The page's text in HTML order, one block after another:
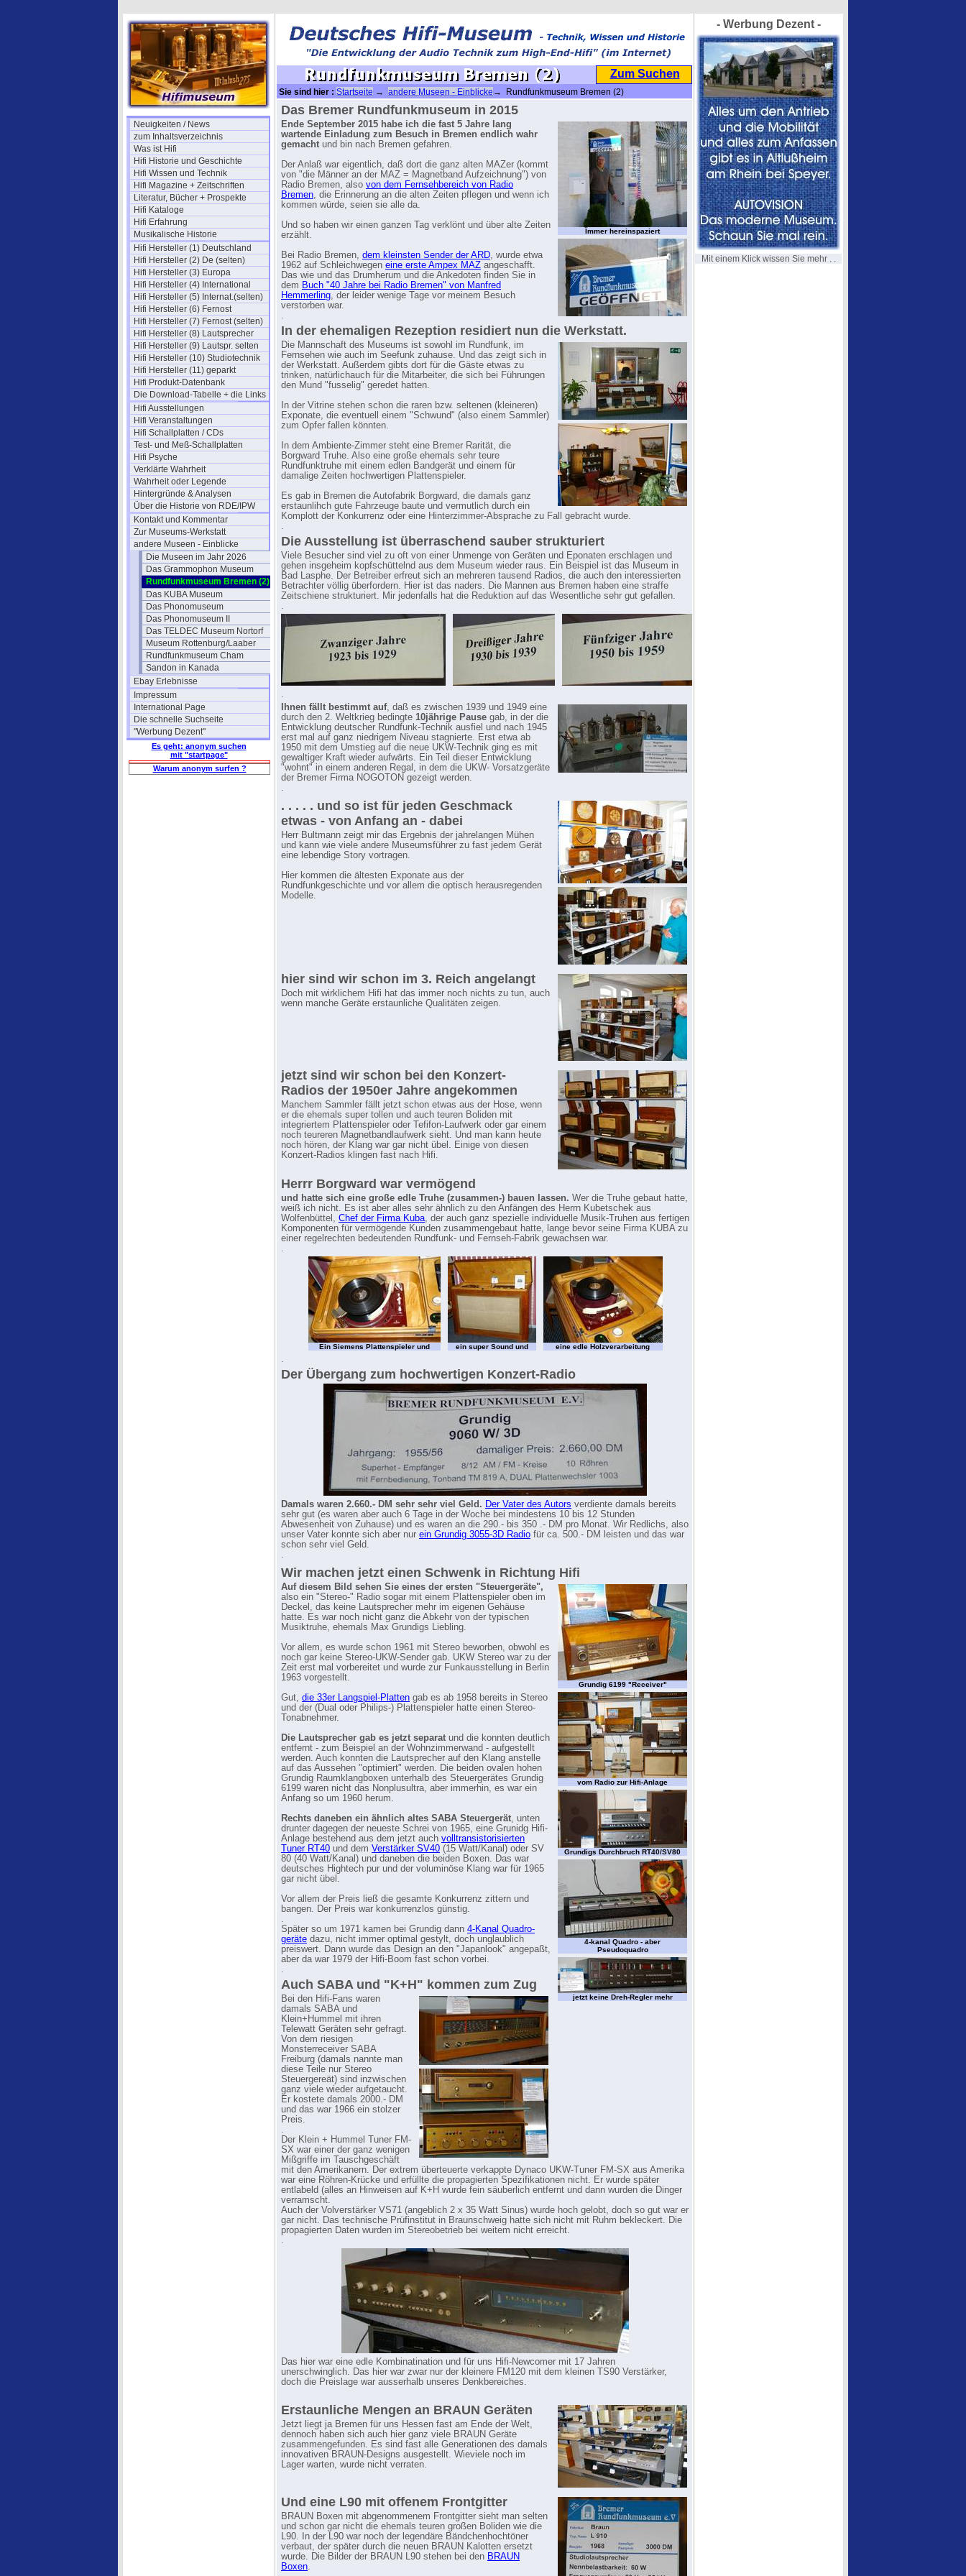
Neuigkeiten / News
zum Inhaltsverzeichnis
Was ist Hifi
Hifi Historie und Geschichte
Hifi Wissen und Technik
Hifi Magazine + Zeitschriften
Literatur, Bücher + Prospekte
Hifi Kataloge
Hifi Erfahrung
Musikalische Historie
Hifi Hersteller (1) Deutschland
Hifi Hersteller (2) De (selten)
Hifi Hersteller (3) Europa
Hifi Hersteller (4) International
Hifi Hersteller (5) Internat.(selten)
Hifi Hersteller (6) Fernost
Hifi Hersteller (7) Fernost (selten)
Hifi Hersteller (8) Lautsprecher
Hifi Hersteller (9) Lautspr. selten
Hifi Hersteller (10) Studiotechnik
Hifi Hersteller (11) geparkt
Hifi Produkt-Datenbank
Die Download-Tabelle + die Links
Hifi Ausstellungen
Hifi Veranstaltungen
Hifi Schallplatten / CDs
Test- und Meß-Schallplatten
Hifi Psyche
Verklärte Wahrheit
Wahrheit oder Legende
Hintergründe & Analysen
Über die Historie von RDE/IPW
Kontakt und Kommentar
Zur Museums-Werkstatt
andere Museen - Einblicke
Die Museen im Jahr 2026
Das Grammophon Museum
Rundfunkmuseum Bremen (2)
Das KUBA Museum
Das Phonomuseum
Das Phonomuseum II
Das TELDEC Museum Nortorf
Museum Rottenburg/Laaber
Rundfunkmuseum Cham
Sandon in Kanada
Ebay Erlebnisse
Impressum
International Page
Die schnelle Suchseite
"Werbung Dezent"
Es geht: anonym suchen
mit "startpage"
Warum anonym surfen ?
Zum Suchen
Sie sind hier : Startseite → andere Museen - Einblicke → Rundfunkmuseum Bremen (2)
Das Bremer Rundfunkmuseum in 2015
Îmmer hereinspaziert
Ende September 2015 habe ich die fast 5 Jahre lang
wartende Einladung zum Besuch in Bremen endlich wahr
gemacht und bin nach Bremen gefahren.
Der Anlaß war eigentlich, daß dort die ganz alten MAZer (kommt
von "die Männer an der MAZ = Magnetband Aufzeichnung") von
Radio Bremen, also von dem Fernsehbereich von Radio
Bremen, die Erinnerung an die alten Zeiten pflegen und wenn ich
kommen würde, seien sie alle da.
Und so haben wir einen ganzen Tag verklönt und über alte Zeiten
erzählt.
Bei Radio Bremen, dem kleinsten Sender der ARD, wurde etwa
1962 auf Schleichwegen eine erste Ampex MAZ angeschafft.
Das wie und das Drumherum und die Ankedoten finden Sie in
dem Buch "40 Jahre bei Radio Bremen" von Manfred
Hemmerling, der leider wenige Tage vor meinem Besuch
verstorben war.
.
In der ehemaligen Rezeption residiert nun die Werkstatt.
Die Mannschaft des Museums ist sowohl im Rundfunk, im
Fernsehen wie auch im Seefunk zuhause. Und das zeigt sich in
der Werkstatt. Außerdem gibts dort für die Gäste etwas zu
trinken, natürlichauch für die Mitarbeiter, die sich bei Führungen
den Mund "fusselig" geredet hatten.
In der Vitrine stehen schon die raren bzw. seltenen (kleineren)
Exponate, die eventuell einem "Schwund" (also einem Sammler)
zum Opfer fallen könnten.
In dem Ambiente-Zimmer steht eine Bremer Rarität, die
Borgward Truhe. Also eine große ehemals sehr teure
Rundfunktruhe mit einem edlen Bandgerät und einem für
damalige Zeiten hochwertigen Plattenspieler.
Es gab in Bremen die Autofabrik Borgward, die damals ganz
erstaunlihch gute Fahrzeuge baute und vermutlich durch ein
Komplott der Konkurrenz oder eine Hinterzimmer-Absprache zu Fall gebracht wurde.
.
Die Ausstellung ist überraschend sauber strukturiert
Viele Besucher sind viel zu oft von einer Unmenge von Geräten und Eponaten erschlagen und
gehen insgeheim kopfschüttelnd aus dem Museum wieder raus. Ein Beispiel ist das Museum in
Bad Lasphe. Der Betreiber erfreut sich an mehreren tausend Radios, die auch den interessierten
Betrachter völlig überfordern. Hier ist das naders. Die Mannen aus Bremen haben eine straffe
Zeitschiene strukturiert. Mir jedenfalls hat die Reduktion auf das Wesentliche sehr gut gefallen.
.
.
Ihnen fällt bestimmt auf, daß es zwischen 1939 und 1949 eine
durch den 2. Weltkrieg bedingte 10jährige Pause gab, in der die
Entwicklung deutscher Rundfunk-Technik ausfiel und nach 1945
erst mal auf ganz niedrigem Niveau stagnierte. Erst etwa ab
1950 mit dem Umstieg auf die neue UKW-Technik ging es mit
gewaltiger Kraft wieder aufwärts. Ein Teil dieser Entwicklung
"wohnt" in einem anderen Regal, in dem die UKW- Vorsatzgeräte
der Bremer Firma NOGOTON gezeigt werden.
.
. . . . . und so ist für jeden Geschmack
etwas - von Anfang an - dabei
Herr Bultmann zeigt mir das Ergebnis der jahrelangen Mühen
und kann wie viele andere Museumsführer zu fast jedem Gerät
eine lebendige Story vortragen.
Hier kommen die ältesten Exponate aus der
Rundfunkgeschichte und vor allem die optisch herausregenden
Modelle.
hier sind wir schon im 3. Reich angelangt
Doch mit wirklichem Hifi hat das immer noch nichts zu tun, auch
wenn manche Geräte erstaunliche Qualitäten zeigen.
jetzt sind wir schon bei den Konzert-
Radios der 1950er Jahre angekommen
Manchem Sammler fällt jetzt schon etwas aus der Hose, wenn
er die ehemals super tollen und auch teuren Boliden mit
integriertem Plattenspieler oder Tefifon-Laufwerk oder gar einem
noch teureren Magnetbandlaufwerk sieht. Und man kann heute
noch hören, der Klang war gar nicht übel. Einige von diesen
Konzert-Radios klingen fast nach Hifi.
Herrr Borgward war vermögend
und hatte sich eine große edle Truhe (zusammen-) bauen lassen. Wer die Truhe gebaut hatte,
weiß ich nicht. Es ist aber alles sehr ähnlich zu den Anfängen des Herrn Kubetschek aus
Wolfenbüttel, Chef der Firma Kuba, der auch ganz spezielle individuelle Musik-Truhen aus fertigen
Komponenten für vermögende Kunden zusammengebaut hatte, lange bevor seine Firma KUBA zu
einer regelrechten bedeutenden Rundfunk- und Fernseh-Fabrik gewachsen war.
.
Ein Siemens Plattenspieler und ein super Sound und eine edle Holzverarbeitung
.
Der Übergang zum hochwertigen Konzert-Radio
Damals waren 2.660.- DM sehr sehr viel Geld. Der Vater des Autors verdiente damals bereits
sehr gut (es waren aber auch 6 Tage in der Woche bei mindestens 10 bis 12 Stunden
Abwesenheit von Zuhause) und es waren an die 290.- bis 350 .- DM pro Monat. Wir Redlichs, also
unser Vater konnte sich aber nur ein Grundig 3055-3D Radio für ca. 500.- DM leisten und das war
schon sehr viel Geld.
.
Wir machen jetzt einen Schwenk in Richtung Hifi
Grundig 6199 "Receiver"
vom Radio zur Hifi-Anlage
Grundigs Durchbruch RT40/SV80
4-kanal Quadro - aber
Pseudoquadro
jetzt keine Dreh-Regler mehr
Auf diesem Bild sehen Sie eines der ersten "Steuergeräte",
also ein "Stereo-" Radio sogar mit einem Plattenspieler oben im
Deckel, das keine Lautsprecher mehr im eigenen Gehäuse
hatte. Es war noch nicht ganz die Abkehr von der typischen
Musiktruhe, ehemals Max Grundigs Liebling.
Vor allem, es wurde schon 1961 mit Stereo beworben, obwohl es
noch gar keine Stereo-UKW-Sender gab. UKW Stereo war zu der
Zeit erst mal vorbereitet und wurde zur Funkausstellung in Berlin
1963 vorgestellt.
Gut, die 33er Langspiel-Platten gab es ab 1958 bereits in Stereo
und der (Dual oder Philips-) Plattenspieler hatte einen Stereo-
Tonabnehmer.
Die Lautsprecher gab es jetzt separat und die konnten deutlich
entfernt - zum Beispiel an der Wohnzimmerwand - aufgestellt
werden. Auch konnten die Lautsprecher auf den Klang anstelle
auf das Aussehen "optimiert" werden. Die beiden ovalen hohen
Grundig Raumklangboxen unterhalb des Steuergerätes Grundig
6199 waren nicht das Nonplusultra, aber immerhin, es war ein
Anfang so um 1960 herum.
Rechts daneben ein ähnlich altes SABA Steuergerät, unten
drunter dagegen der neueste Schrei von 1965, eine Grunidg Hifi-
Anlage bestehend aus dem jetzt auch volltransistorisierten
Tuner RT40 und dem Verstärker SV40 (15 Watt/Kanal) oder SV
80 (40 Watt/Kanal) und daneben die beiden Boxen. Das war
deutsches Hightech pur und der voluminöse Klang war für 1965
gar nicht übel.
Vor allem der Preis ließ die gesamte Konkurrenz zittern und
bangen. Der Preis war konkurrenzlos günstig.
.
Später so um 1971 kamen bei Grundig dann 4-Kanal Quadro-
geräte dazu, nicht immer optimal gestylt, doch unglaublich
preiswert. Dann wurde das Design an den "Japanlook" angepaßt,
aber da war 1979 der Hifi-Boom fast schon vorbei.
.
Auch SABA und "K+H" kommen zum Zug
Bei den Hifi-Fans waren
damals SABA und
Klein+Hummel mit ihren
Telewatt Geräten sehr gefragt.
Von dem riesigen
Monsterreceiver SABA
Freiburg (damals nannte man
diese Teile nur Stereo
Steuergereät) sind inzwischen
ganz viele wieder aufgetaucht.
Er kostete damals 2000.- DM
und das war 1966 ein stolzer
Preis.
.
Der Klein + Hummel Tuner FM-
SX war einer der ganz wenigen
Mißgriffe im Tauschgeschäft
mit den Amerikanern. Der extrem überteuerte verkappte Dynaco UKW-Tuner FM-SX aus Amerika
war eine Röhren-Krücke und erfüllte die propagierten Spezifikationen nicht. Er wurde später
entlabeld (alles an Hinweisen auf K+H wurde fein säuberlich entfernt und dann wurden die Dinger
verramscht.
Auch der Volverstärker VS71 (angeblich 2 x 35 Watt Sinus) wurde hoch gelobt, doch so gut war er
gar nicht. Das technische Prüfinstitut in Braunschweig hatte sich nicht mit Ruhm bekleckert. Die
propagierten Daten wurden im Stereobetrieb bei weitem nicht erreicht.
.
Das hier war eine edle Kombinatination und für uns Hifi-Newcomer mit 17 Jahren
unerschwinglich. Das hier war zwar nur der kleinere FM120 mit dem kleinen TS90 Verstärker,
doch die Preislage war ausserhalb unseres Denkbereiches.
Erstaunliche Mengen an BRAUN Geräten
Jetzt liegt ja Bremen für uns Hessen fast am Ende der Welt,
dennoch haben sich auch hier ganz viele BRAUN Geräte
zusammengefunden. Es sind fast alle Generationen des damals
innovativen BRAUN-Designs ausgestellt. Wieviele noch im
Lager warten, wurde nicht verraten.
Und eine L90 mit offenem Frontgitter
BRAUN Boxen mit abgenommenem Frontgitter sieht man selten
und schon gar nicht die ehemals teuren großen Boliden wie die
L90. In der L90 war noch der legendäre Bändchenhochtöner
verbaut, der später durch die neuen BRAUN Kalotten ersetzt
wurde. Die Bilder der BRAUN L90 stehen bei den BRAUN
Boxen.
- Werbung Dezent -
Mit einem Klick wissen Sie mehr . .